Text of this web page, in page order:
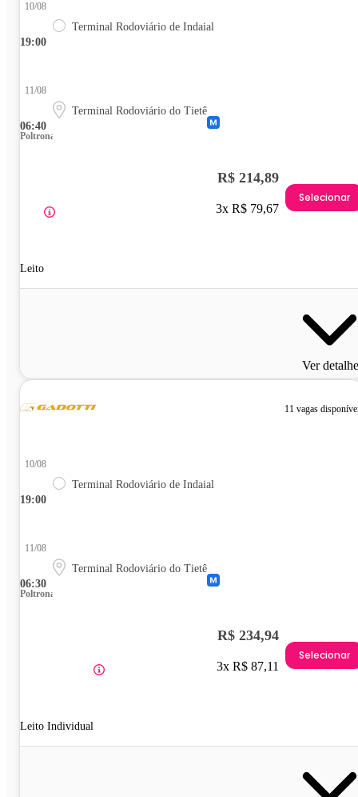
19:00
10/08
Terminal Rodoviário de Indaial
06:40
11/08
Terminal Rodoviário do Tietê
Poltrona
Leito
R$ 214,89
3x R$ 79,67
Selecionar
Ver
11 vagas
19:00
10/08
Terminal Rodoviário de Indaial
06:30
11/08
Terminal Rodoviário do Tietê
Poltrona
Leito Individual
R$ 234,94
3x R$ 87,11
Selecionar